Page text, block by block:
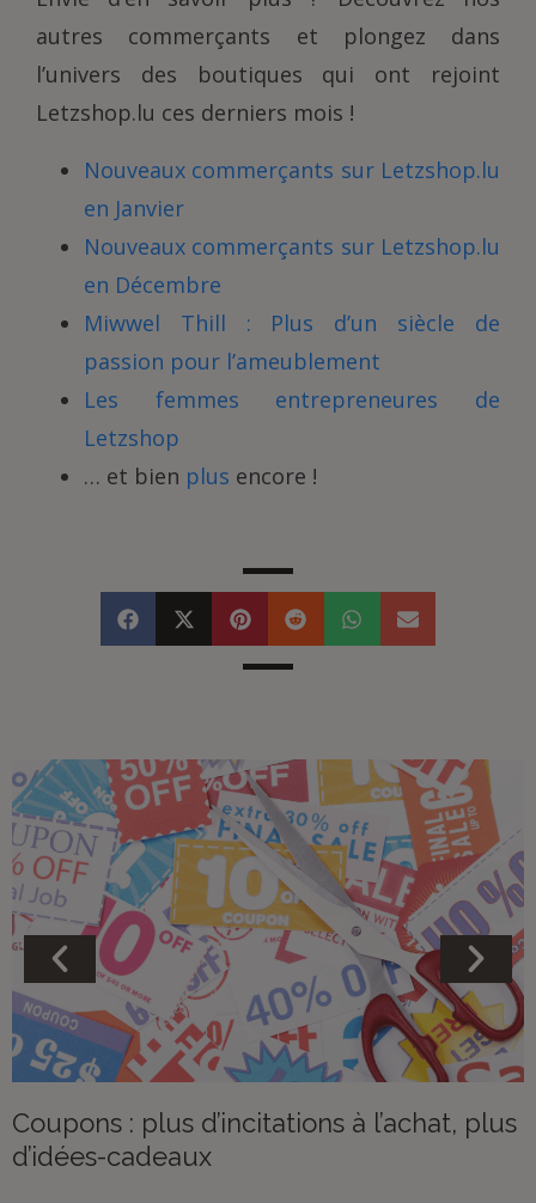
autres commerçants et plongez dans
l’univers des boutiques qui ont rejoint
Letzshop.lu ces derniers mois !
Nouveaux commerçants sur Letzshop.lu
en Janvier
Nouveaux commerçants sur Letzshop.lu
en Décembre
Miwwel Thill : Plus d’un siècle de
passion pour l’ameublement
Les femmes entrepreneures de
Letzshop
… et bien plus encore !
Coupons : plus d’incitations à l’achat, plus
d’idées-cadeaux